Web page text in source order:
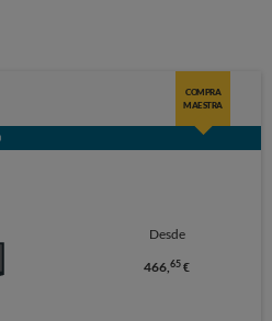
COMPRA
MAESTRA
Desde
466,65 €